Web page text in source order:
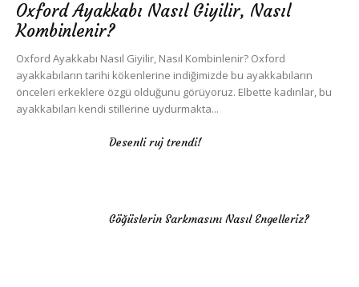
Oxford Ayakkabı Nasıl Giyilir, Nasıl
Kombinlenir?
Oxford Ayakkabı Nasıl Giyilir, Nasıl Kombinlenir? Oxford
ayakkabıların tarihi kökenlerine indiğimizde bu ayakkabıların
önceleri erkeklere özgü olduğunu görüyoruz. Elbette kadınlar, bu
ayakkabıları kendi stillerine uydurmakta...
Desenli ruj trendi!
Göğüslerin Sarkmasını Nasıl Engelleriz?